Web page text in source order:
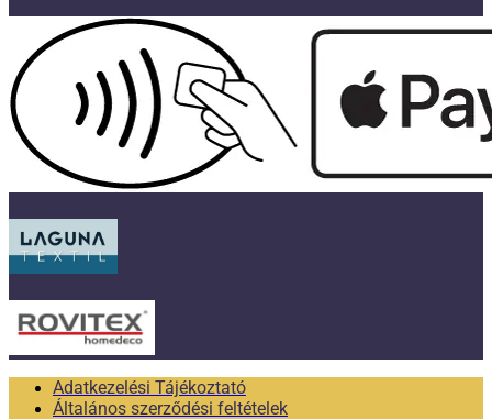
Adatkezelési Tájékoztató
Általános szerződési feltételek